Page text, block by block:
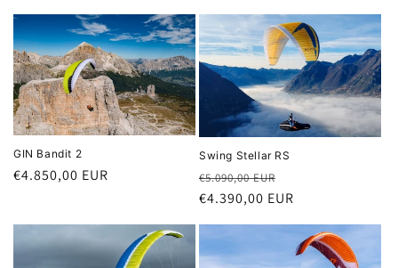
GIN Bandit 2
Normaler
€4.850,00 EUR
Swing Stellar RS
Normaler
Preis
€5.090,00 EUR
€4.390,00 EUR